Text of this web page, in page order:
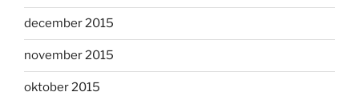
december 2015
november 2015
oktober 2015